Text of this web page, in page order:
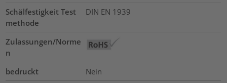
Schälfestigkeit Test
methode
DIN EN 1939
Zulassungen/Norme
n
bedruckt
Nein